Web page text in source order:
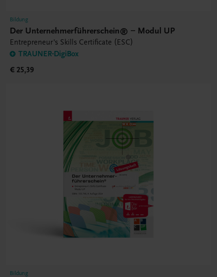
Bildung
Der Unternehmerführerschein® – Modul UP
Entrepreneur's Skills Certificate (ESC)
TRAUNER-DigiBox
€ 25,39
Bildung